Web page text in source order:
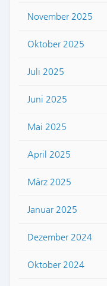
November 2025
Oktober 2025
Juli 2025
Juni 2025
Mai 2025
April 2025
März 2025
Januar 2025
Dezember 2024
Oktober 2024